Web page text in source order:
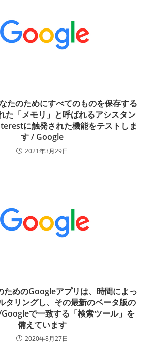
たのためにすべてのものを保存する
た「メモリ」と呼ばれるアシスタン
に触発された機能をテストしま
す / Google
2021年3月29日
ためのGoogleアプリは、時間によっ
タリングし、その最新のベータ版の
で一致する「検索ツール」を
備えています
2020年8月27日